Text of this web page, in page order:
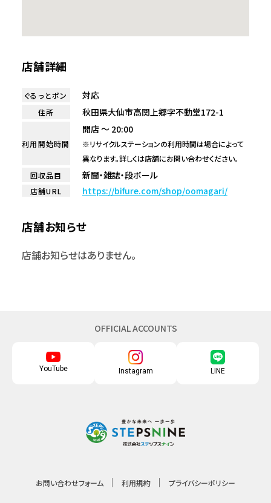
店舗詳細
ぐるっとポン 対応
住所 秋田県大仙市高関上郷字不動堂172-1
利用開始時間
開店 ～ 20:00
※リサイクルステーションの利用時間は場合によって
異なります。詳しくは店舗にお問い合わせください。
回収品目
新聞・雑誌・段ボール
店舗URL https://bifure.com/shop/oomagari/
店舗お知らせ
店舗お知らせはありません。
OFFICIAL ACCOUNTS
YouTube Instagram LINE
お問い合わせフォーム 利用規約 プライバシーポリシー